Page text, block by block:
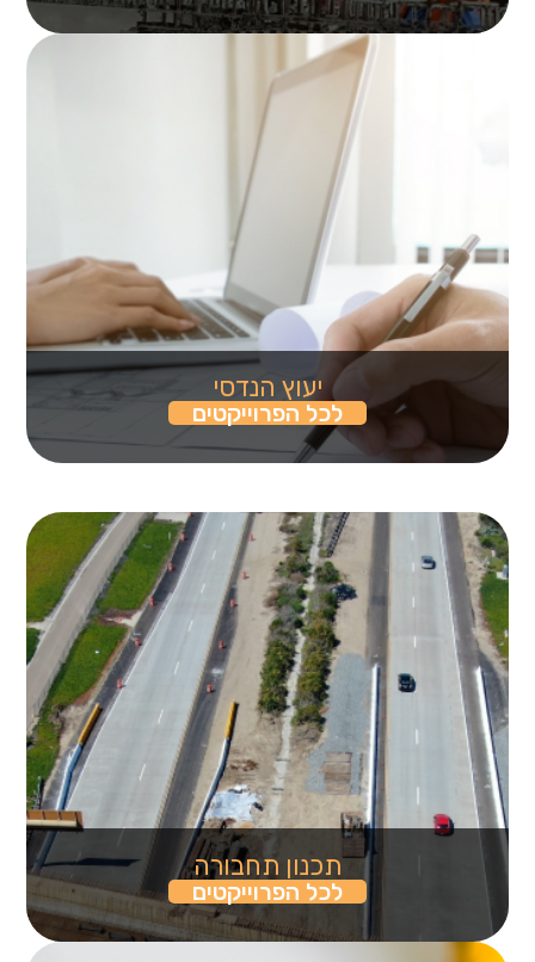
יעוץ הנדסי
לכל הפרוייקטים
תכנון תחבורה
לכל הפרוייקטים